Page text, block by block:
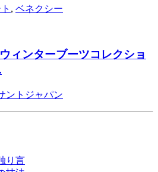
, ベネクシー
ィンターブーツコレクショ
ントジャパン